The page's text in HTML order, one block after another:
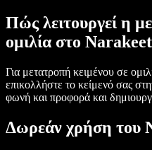
Πώς λειτουργεί η
ομιλία στο Narakeet
Για μετατροπή κειμένου σε
επικολλήστε το κείμενό σας
φωνή και προφορά και
Δωρεάν χρήση του